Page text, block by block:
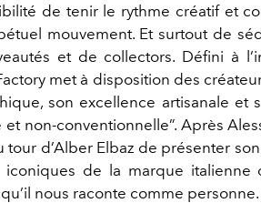
de tenir le rythme créatif et
mouvement. Et surtout de
et de collectors. Défini à
met à disposition des
son excellence artisanale et
et non-conventionnelle”. Après
tour d’Alber Elbaz de présenter
de la marque italienne
qu’il nous raconte comme personne.